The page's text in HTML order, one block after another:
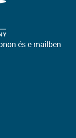
és e-mailben